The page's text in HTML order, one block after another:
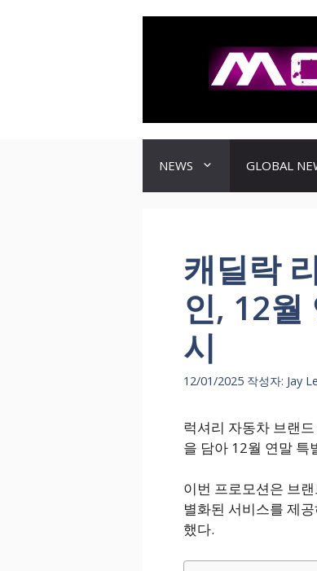
NEWS GLOBAL
캐딜락
인, 12월
시
12/01/2025 작성자: Jay
럭셔리 자동차 브랜
을 담아 12월 연말 특
이번 프로모션은 브
별화된 서비스를 제
했다.